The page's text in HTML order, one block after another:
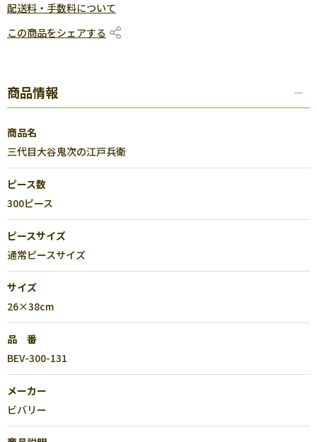
配送料・手数料について
この商品をシェアする
商品情報
商品名
三代目大谷鬼次の江戸兵衛
ピース数
300ピース
ピースサイズ
通常ピースサイズ
サイズ
26×38cm
品 番
BEV-300-131
メーカー
ビバリー